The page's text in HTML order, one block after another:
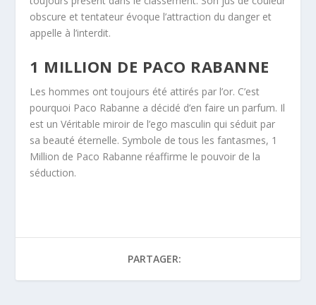
obscure et tentateur évoque l’attraction du danger et
appelle à l’interdit.
1 MILLION DE PACO RABANNE
Les hommes ont toujours été attirés par l’or. C’est
pourquoi Paco Rabanne a décidé d’en faire un parfum. Il
est un Véritable miroir de l’ego masculin qui séduit par
sa beauté éternelle. Symbole de tous les fantasmes, 1
Million de Paco Rabanne réaffirme le pouvoir de la
séduction.
PARTAGER: